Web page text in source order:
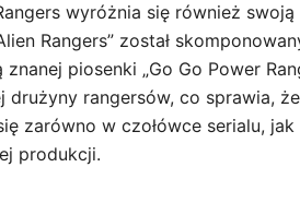
wyróżnia się również
Rangers” został
piosenki „Go Go Power
drużyny rangersów, co sprawia,
zarówno w czołówce serialu,
produkcji.